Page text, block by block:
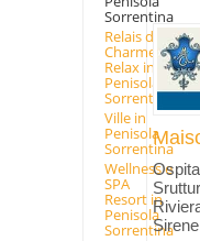
Sorrentina
Relais di
Charme
Relax in
Penisola
Sorrentina
Ville in
Penisola
Sorrentina
Wellness e
SPA
Resort in
Penisola
Sorrentina